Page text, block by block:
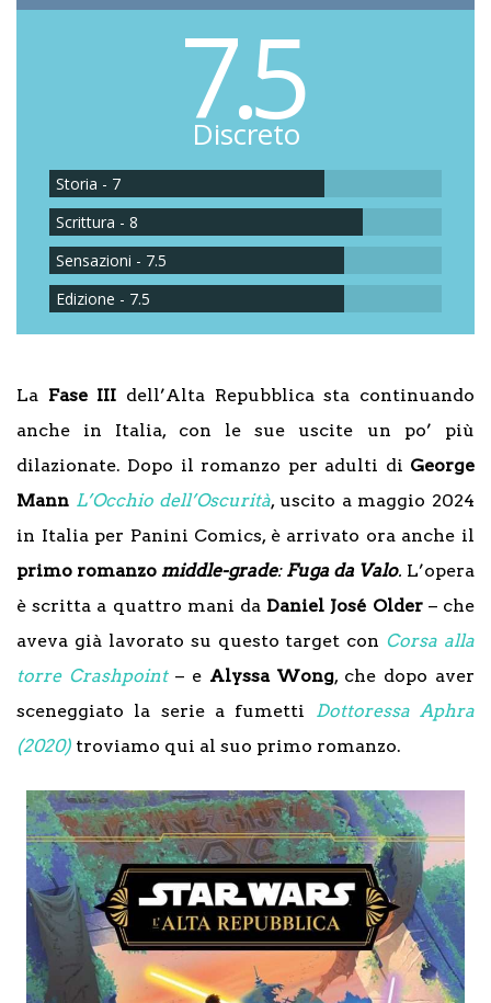
7.5
Discreto
Storia - 7
Scrittura - 8
Sensazioni - 7.5
Edizione - 7.5
La Fase III dell’Alta Repubblica sta continuando
anche in Italia, con le sue uscite un po’ più
dilazionate. Dopo il romanzo per adulti di George
Mann L’Occhio dell’Oscurità, uscito a maggio 2024
in Italia per Panini Comics, è arrivato ora anche il
primo romanzo middle-grade: Fuga da Valo. L’opera
è scritta a quattro mani da Daniel José Older– che
aveva già lavorato su questo target con Corsa alla
torre Crashpoint– e Alyssa Wong, che dopo aver
sceneggiato la serie a fumetti Dottoressa Aphra
(2020) troviamo qui al suo primo romanzo.